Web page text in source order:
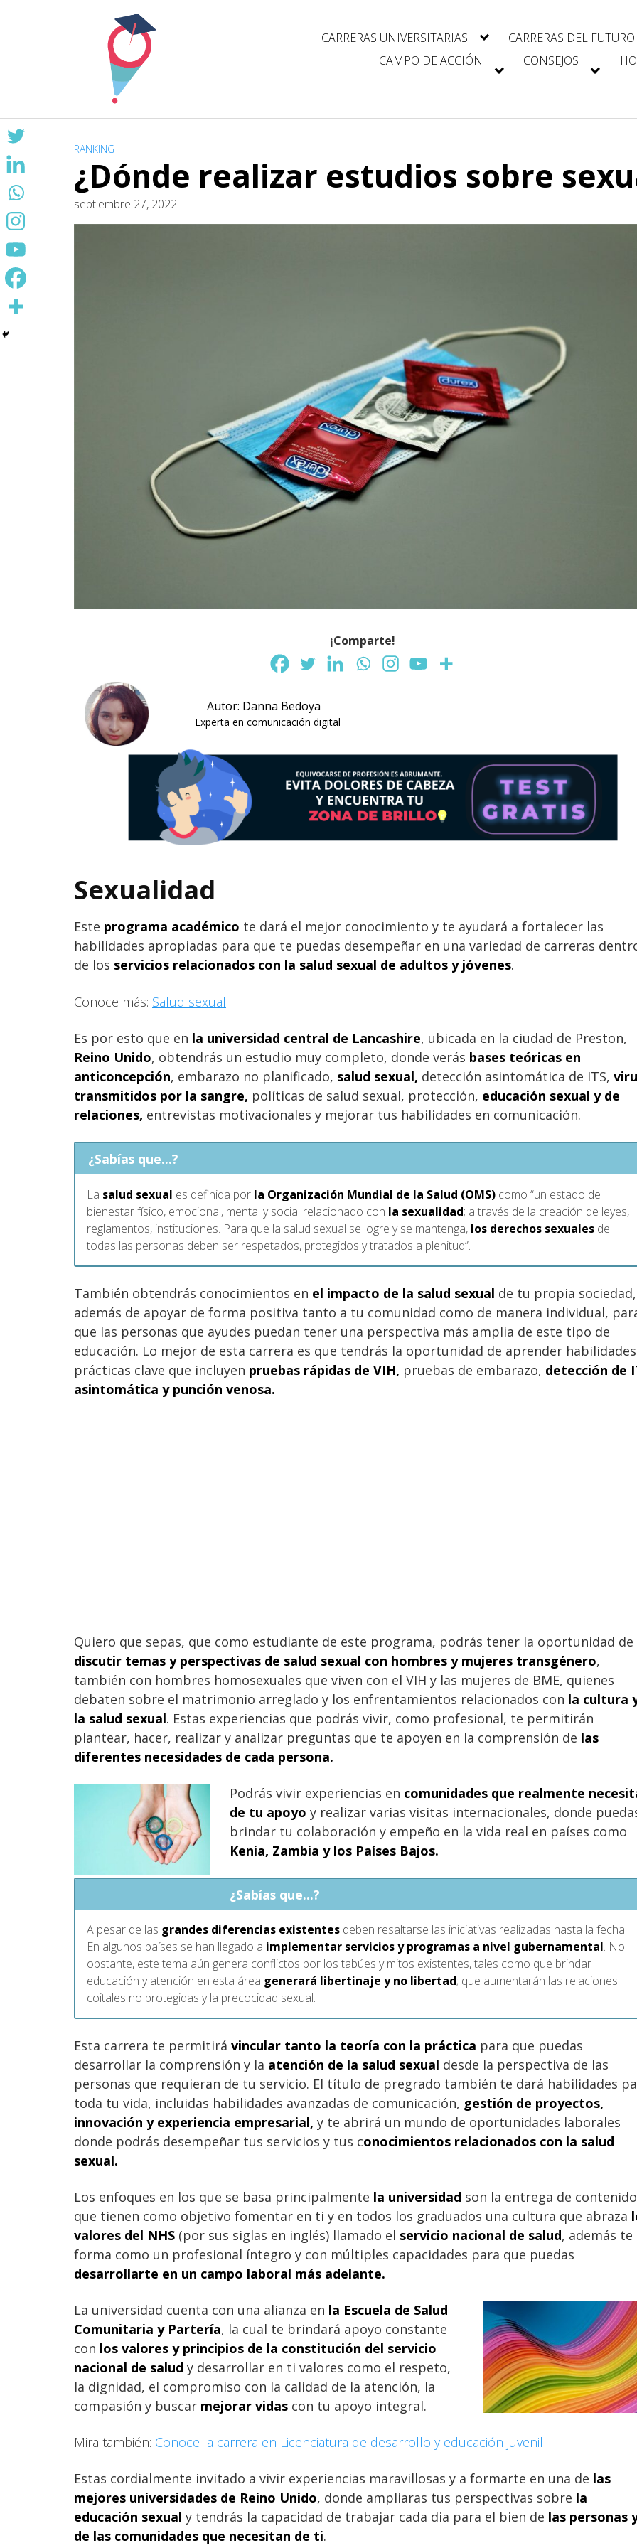
CARRERAS UNIVERSITARIAS
CARRERAS DEL FUTURO
CAMPO DE ACCIÓN
CONSEJOS
RANKING
¿Dónde realizar estudios sobre
septiembre 27, 2022
¡Comparte!
Autor: Danna Bedoya
Experta en comunicación digital
Sexualidad
Este programa académico te dará el mejor conocimiento y te ayudará a fortalecer las
habilidades apropiadas para que te puedas desempeñar en una variedad de carreras
de los servicios relacionados con la salud sexual de adultos y jóvenes.
Conoce más: Salud sexual
Es por esto que en la universidad central de Lancashire, ubicada en la ciudad de Preston,
Reino Unido, obtendrás un estudio muy completo, donde verás bases teóricas en
anticoncepción, embarazo no planificado, salud sexual, detección asintomática de ITS,
transmitidos por la sangre, políticas de salud sexual, protección, educación sexual y de
relaciones, entrevistas motivacionales y mejorar tus habilidades en comunicación.
¿Sabías que...?
La salud sexual es definida por la Organización Mundial de la Salud (OMS) como “un estado de
bienestar físico, emocional, mental y social relacionado con la sexualidad; a través de la creación de leyes,
reglamentos, instituciones. Para que la salud sexual se logre y se mantenga, los derechos sexuales de
todas las personas deben ser respetados, protegidos y tratados a plenitud”.
También obtendrás conocimientos en el impacto de la salud sexual de tu propia sociedad,
además de apoyar de forma positiva tanto a tu comunidad como de manera individual,
que las personas que ayudes puedan tener una perspectiva más amplia de este tipo de
educación. Lo mejor de esta carrera es que tendrás la oportunidad de aprender habilidades
prácticas clave que incluyen pruebas rápidas de VIH, pruebas de embarazo, detección de
asintomática y punción venosa.
Quiero que sepas, que como estudiante de este programa, podrás tener la oportunidad de
discutir temas y perspectivas de salud sexual con hombres y mujeres transgénero,
también con hombres homosexuales que viven con el VIH y las mujeres de BME, quienes
debaten sobre el matrimonio arreglado y los enfrentamientos relacionados con la cultura
la salud sexual. Estas experiencias que podrás vivir, como profesional, te permitirán
plantear, hacer, realizar y analizar preguntas que te apoyen en la comprensión de las
diferentes necesidades de cada persona.
Podrás vivir experiencias en comunidades que realmente
de tu apoyo y realizar varias visitas internacionales, donde
brindar tu colaboración y empeño en la vida real en países como
Kenia, Zambia y los Países Bajos.
¿Sabías que...?
A pesar de las grandes diferencias existentes deben resaltarse las iniciativas realizadas hasta la fecha.
En algunos países se han llegado a implementar servicios y programas a nivel gubernamental. No
obstante, este tema aún genera conflictos por los tabúes y mitos existentes, tales como que brindar
educación y atención en esta área generará libertinaje y no libertad; que aumentarán las relaciones
coitales no protegidas y la precocidad sexual.
Esta carrera te permitirá vincular tanto la teoría con la práctica para que puedas
desarrollar la comprensión y la atención de la salud sexual desde la perspectiva de las
personas que requieran de tu servicio. El título de pregrado también te dará habilidades
toda tu vida, incluidas habilidades avanzadas de comunicación, gestión de proyectos,
innovación y experiencia empresarial, y te abrirá un mundo de oportunidades laborales
donde podrás desempeñar tus servicios y tus conocimientos relacionados con la salud
sexual.
Los enfoques en los que se basa principalmente la universidad son la entrega de
que tienen como objetivo fomentar en ti y en todos los graduados una cultura que abraza
valores del NHS (por sus siglas en inglés) llamado el servicio nacional de salud, además te
forma como un profesional íntegro y con múltiples capacidades para que puedas
desarrollarte en un campo laboral más adelante.
La universidad cuenta con una alianza en la Escuela de Salud
Comunitaria y Partería, la cual te brindará apoyo constante
con los valores y principios de la constitución del servicio
nacional de salud y desarrollar en ti valores como el respeto,
la dignidad, el compromiso con la calidad de la atención, la
compasión y buscar mejorar vidas con tu apoyo integral.
Mira también: Conoce la carrera en Licenciatura de desarrollo y educación juvenil
Estas cordialmente invitado a vivir experiencias maravillosas y a formarte en una de las
mejores universidades de Reino Unido, donde ampliaras tus perspectivas sobre la
educación sexual y tendrás la capacidad de trabajar cada dia para el bien de las personas
de las comunidades que necesitan de ti.